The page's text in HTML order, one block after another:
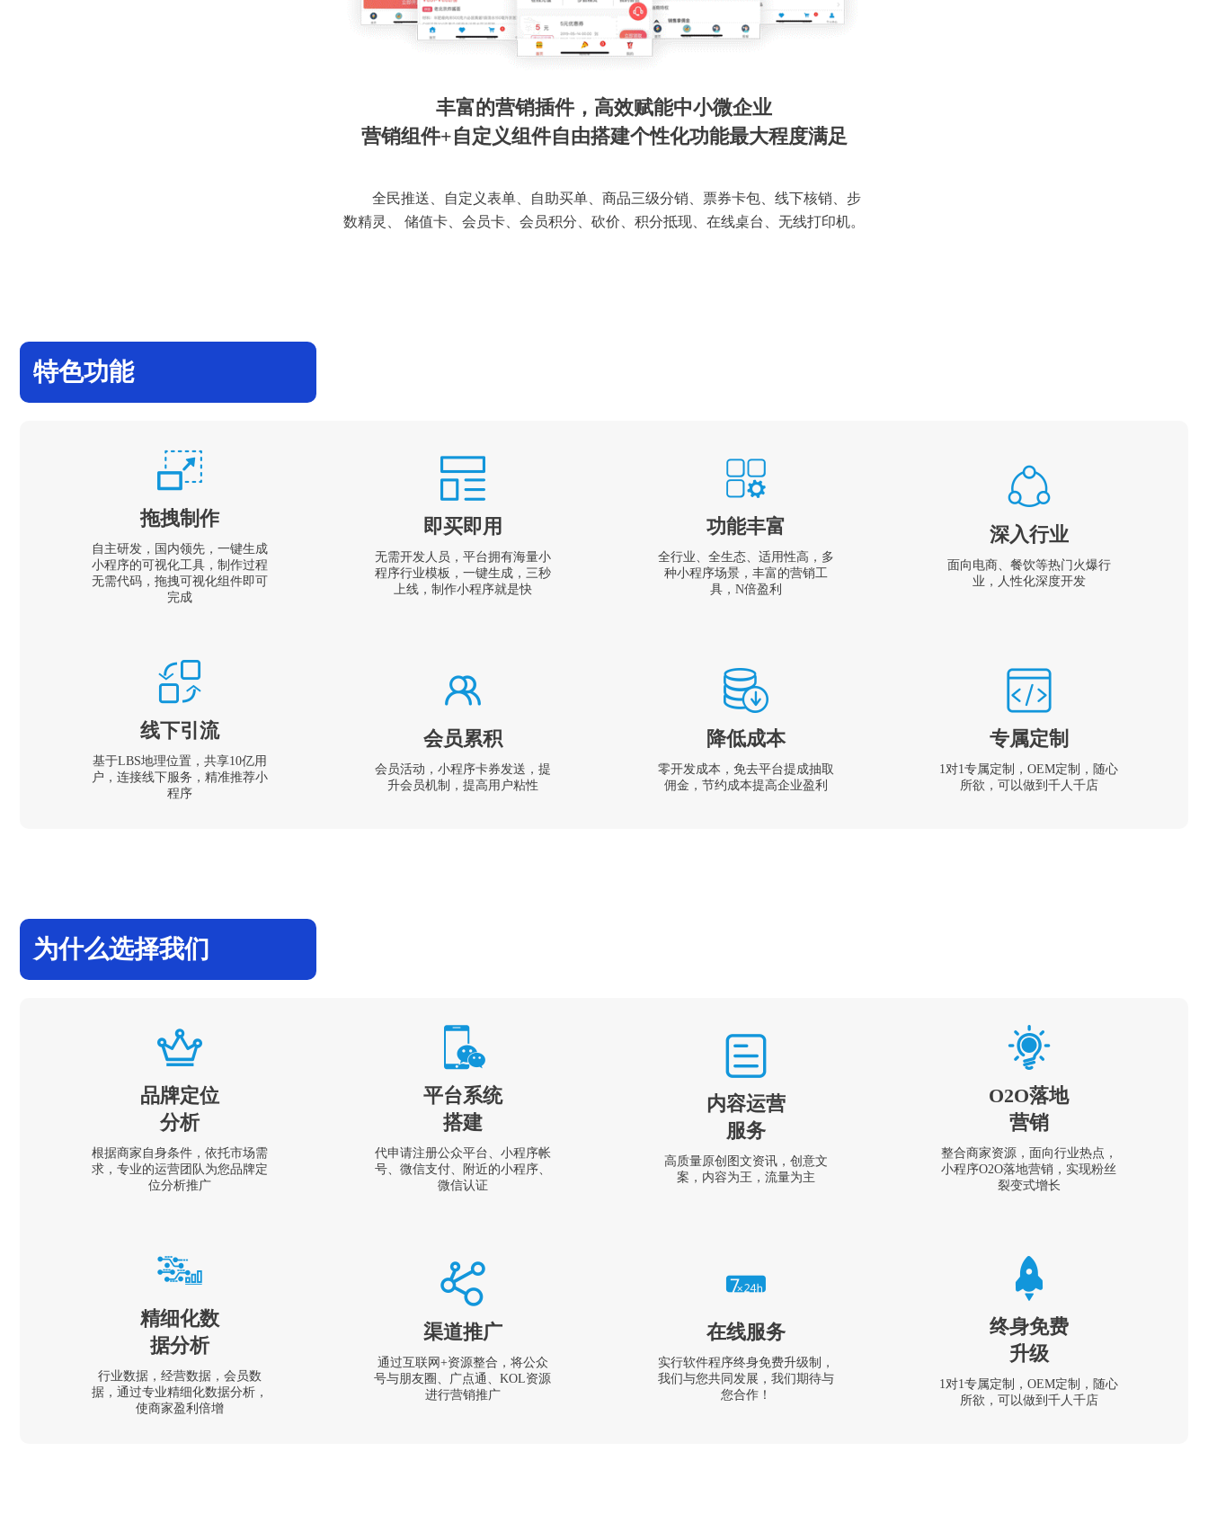
丰富的营销插件，高效赋能中小微企业
营销组件+自定义组件自由搭建个性化功能最大程度满足
全民推送、自定义表单、自助买单、商品三级分销、票券卡包、线下核销、步
数精灵、 储值卡、会员卡、会员积分、砍价、积分抵现、在线桌台、无线打印机。
特色功能
拖拽制作
自主研发，国内领先，一键生成
小程序的可视化工具，制作过程
无需代码，拖拽可视化组件即可
完成
即买即用
无需开发人员，平台拥有海量小
程序行业模板，一键生成，三秒
上线，制作小程序就是快
功能丰富
全行业、全生态、适用性高，多
种小程序场景，丰富的营销工
具，N倍盈利
深入行业
面向电商、餐饮等热门火爆行
业，人性化深度开发
线下引流
基于LBS地理位置，共享10亿用
户，连接线下服务，精准推荐小
程序
会员累积
会员活动，小程序卡券发送，提
升会员机制，提高用户粘性
降低成本
零开发成本，免去平台提成抽取
佣金，节约成本提高企业盈利
专属定制
1对1专属定制，OEM定制，随心
所欲，可以做到千人千店
为什么选择我们
品牌定位
分析
根据商家自身条件，依托市场需
求，专业的运营团队为您品牌定
位分析推广
平台系统
搭建
代申请注册公众平台、小程序帐
号、微信支付、附近的小程序、
微信认证
内容运营
服务
高质量原创图文资讯，创意文
案，内容为王，流量为主
O2O落地
营销
整合商家资源，面向行业热点，
小程序O2O落地营销，实现粉丝
裂变式增长
精细化数
据分析
行业数据，经营数据，会员数
据，通过专业精细化数据分析，
使商家盈利倍增
渠道推广
通过互联网+资源整合，将公众
号与朋友圈、广点通、KOL资源
进行营销推广
在线服务
实行软件程序终身免费升级制，
我们与您共同发展，我们期待与
您合作！
终身免费
升级
1对1专属定制，OEM定制，随心
所欲，可以做到千人千店